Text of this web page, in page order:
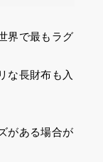
界で最もラグ
な長財布も入
がある場合が